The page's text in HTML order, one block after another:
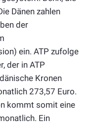
Dänen zahlen
der
ein. ATP zufolge
der in ATP
Kronen
273,57 Euro.
kommt somit eine
Ein